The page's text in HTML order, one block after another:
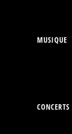
MUSIQUE
CONCERTS